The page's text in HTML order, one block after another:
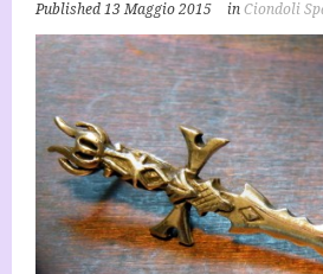
Published13 Maggio 2015 inCiondoli